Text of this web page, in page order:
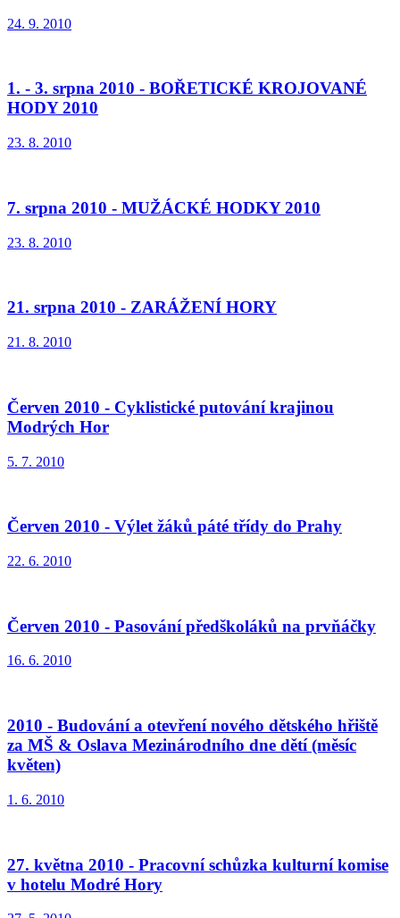
24. 9. 2010
1. - 3. srpna 2010 - BOŘETICKÉ KROJOVANÉ
HODY 2010
23. 8. 2010
7. srpna 2010 - MUŽÁCKÉ HODKY 2010
23. 8. 2010
21. srpna 2010 - ZARÁŽENÍ HORY
21. 8. 2010
Červen 2010 - Cyklistické putování krajinou
Modrých Hor
5. 7. 2010
Červen 2010 - Výlet žáků páté třídy do Prahy
22. 6. 2010
Červen 2010 - Pasování předškoláků na prvňáčky
16. 6. 2010
2010 - Budování a otevření nového dětského hřiště
za MŠ & Oslava Mezinárodního dne dětí (měsíc
květen)
1. 6. 2010
27. května 2010 - Pracovní schůzka kulturní komise
v hotelu Modré Hory